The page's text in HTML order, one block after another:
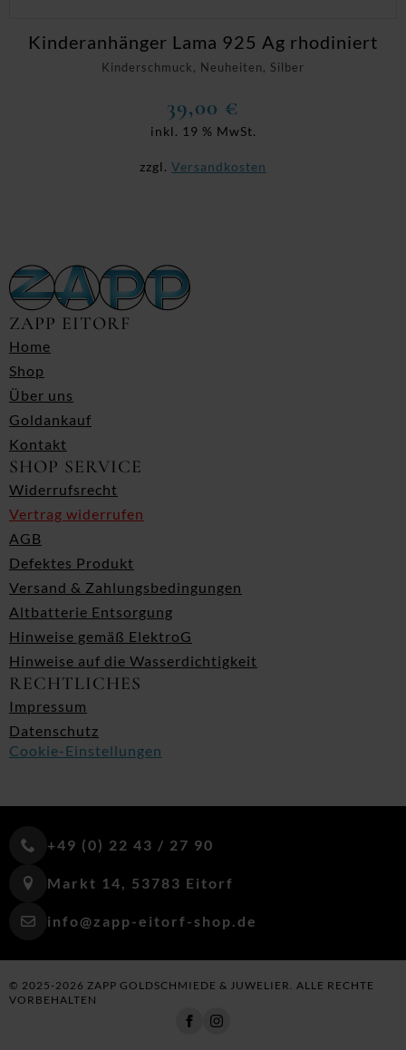
Kinderschmuck, Neuheiten, Silber
Kinderanhänger Lama 925 Ag rhodiniert
39,00 €
inkl. 19 % MwSt.
zzgl. Versandkosten
ZAPP EITORF
Home
Shop
Über uns
Goldankauf
Kontakt
SHOP SERVICE
Widerrufsrecht
Vertrag widerrufen
AGB
Defektes Produkt
Versand & Zahlungsbedingungen
Altbatterie Entsorgung
Hinweise gemäß ElektroG
Hinweise auf die Wasserdichtigkeit
RECHTLICHES
Impressum
Datenschutz
Cookie-Einstellungen
+49 (0) 22 43 / 27 90
Markt 14, 53783 Eitorf
info@zapp-eitorf-shop.de
© 2025-2026 ZAPP GOLDSCHMIEDE & JUWELIER. ALLE RECHTE
VORBEHALTEN